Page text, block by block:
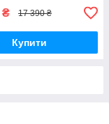
₴ 17 390 ₴
Купити